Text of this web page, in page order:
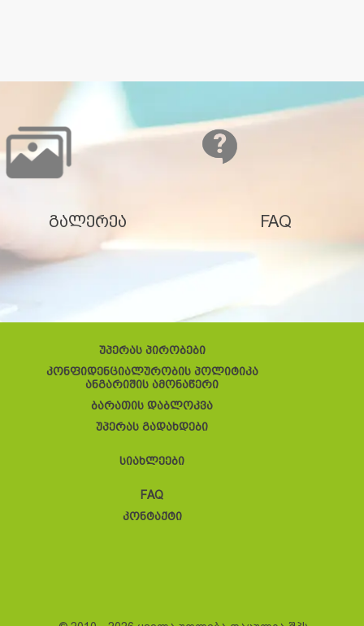
გალერეა FAQ
უპერას პირობები
კონფიდენციალურობის პოლიტიკა
ანგარიშის ამონაწერი
ბარათის დაბლოკვა
უპერას გადახდები
სიახლეები
FAQ
კონტაქტი